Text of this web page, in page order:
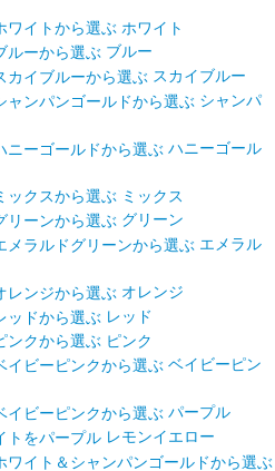
ホワイト
ブルー
スカイブルー
シャンパ
ハニーゴール
ミックス
グリーン
エメラル
オレンジ
レッド
ピンク
ベイビーピン
パープル
レモンイエロー